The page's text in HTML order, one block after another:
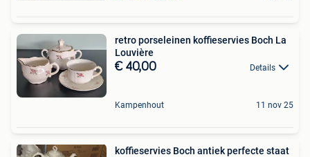
retro porseleinen koffieservies Boch La
Louvière
€ 40,00 Details
Kampenhout 11 nov 25
koffieservies Boch antiek perfecte staat